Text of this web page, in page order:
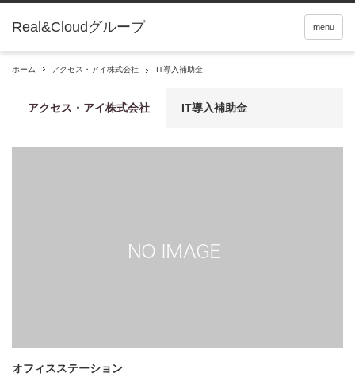
Real&Cloudグループ menu
ホーム アクセス・アイ株式会社 IT導入補助金
アクセス・アイ株式会社 IT導入補助金
オフィスステーション